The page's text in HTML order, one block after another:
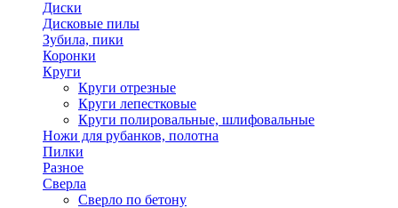
Диски
Дисковые пилы
Зубила, пики
Коронки
Круги
Круги отрезные
Круги лепестковые
Круги полировальные, шлифовальные
Ножи для рубанков, полотна
Пилки
Разное
Сверла
Сверло по бетону